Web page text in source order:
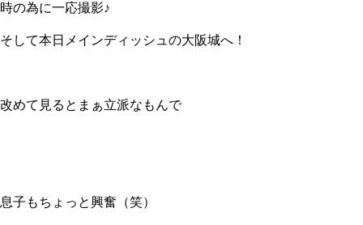
時の為に一応撮影♪
そして本日メインディッシュの大阪城へ！
改めて見るとまぁ立派なもんで
息子もちょっと興奮（笑）